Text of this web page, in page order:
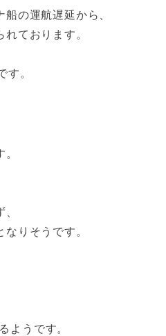
の運航遅延から、
ております。
す。
りそうです。
ようです。